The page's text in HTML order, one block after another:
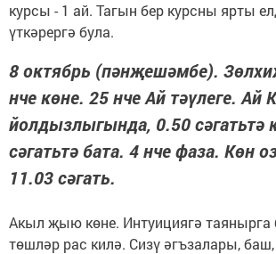
курсы - 1 ай. Тагын бер курсны ярты
үткәрергә була.
8 октябрь (пәнҗешәмбе).
нче көне. 25 нче Ай тәүлеге. Ай
йолдызлыгында, 0.50 сәгатьтә
сәгатьтә бата. 4 нче фаза. Көн
11.03 сәгать.
Акыл җыю көне. Интуициягә таянырга
төшләр рас килә. Сизү әгъзалары, баш,